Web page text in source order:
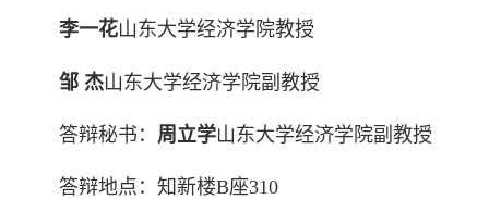
李一花山东大学经济学院教授
邹 杰山东大学经济学院副教授
答辩秘书： 周立学山东大学经济学院副教授
答辩地点：知新楼B座310